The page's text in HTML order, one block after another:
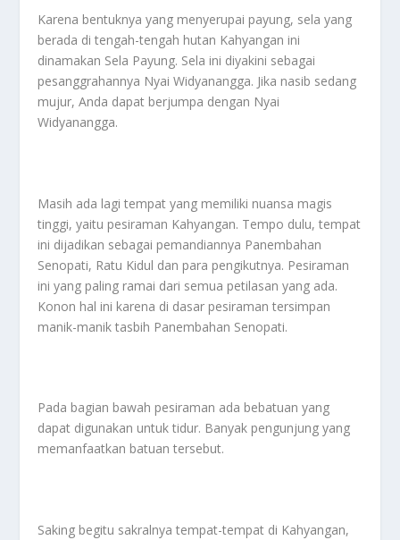
Karena bentuknya yang menyerupai payung, sela yang
berada di tengah-tengah hutan Kahyangan ini
dinamakan Sela Payung. Sela ini diyakini sebagai
pesanggrahannya Nyai Widyanangga. Jika nasib sedang
mujur, Anda dapat berjumpa dengan Nyai
Widyanangga.
Masih ada lagi tempat yang memiliki nuansa magis
tinggi, yaitu pesiraman Kahyangan. Tempo dulu, tempat
ini dijadikan sebagai pemandiannya Panembahan
Senopati, Ratu Kidul dan para pengikutnya. Pesiraman
ini yang paling ramai dari semua petilasan yang ada.
Konon hal ini karena di dasar pesiraman tersimpan
manik-manik tasbih Panembahan Senopati.
Pada bagian bawah pesiraman ada bebatuan yang
dapat digunakan untuk tidur. Banyak pengunjung yang
memanfaatkan batuan tersebut.
Saking begitu sakralnya tempat-tempat di Kahyangan,